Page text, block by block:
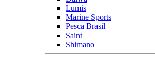
Lumis
Marine Sports
Pesca Brasil
Saint
Shimano